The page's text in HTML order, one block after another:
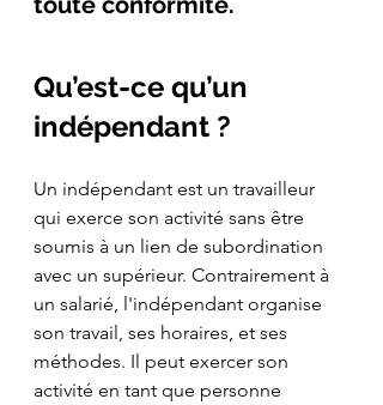
Qu’est-ce qu’un
indépendant ?
Un indépendant est un travailleur
qui exerce son activité sans être
soumis à un lien de subordination
avec un supérieur. Contrairement à
un salarié, l'indépendant organise
son travail, ses horaires, et ses
méthodes. Il peut exercer son
activité en tant que personne